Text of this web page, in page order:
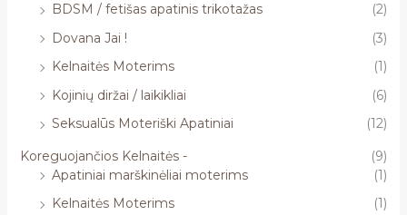
BDSM / fetišas apatinis trikotažas
(2)
Dovana Jai !
(3)
Kelnaitės Moterims
(1)
Kojinių diržai / laikikliai
(6)
Seksualūs Moteriški Apatiniai
(12)
Koreguojančios Kelnaitės -
(9)
Apatiniai marškinėliai moterims
(1)
Kelnaitės Moterims
(1)